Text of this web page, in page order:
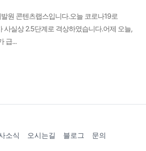
원 콘텐츠랩스입니다.​오늘 코로나19로
사실상 2.5단계로 격상하였습니다.어제 오늘,
급...
소식 오시는길 블로그 문의